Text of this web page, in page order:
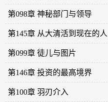
第098章 神秘部门与领导
第145章 从大清活到现在的人
第099章 徒儿与图片
第146章 投资的最高境界
第100章 羽刃介入